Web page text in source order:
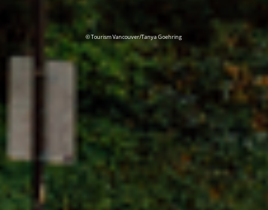
© Tourism Vancouver/Tanya Goehring